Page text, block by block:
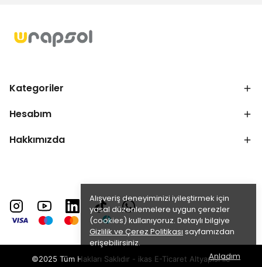
Alışveriş deneyiminizi iyileştirmek için
yasal düzenlemelere uygun çerezler
(cookies) kullanıyoruz. Detaylı bilgiye
Gizlilik ve Çerez Politikası sayfamızdan
erişebilirsiniz.
Anladım
Kategoriler
Hesabım
Hakkımızda
©2025 Tüm Hakları Saklıdır - ikas E-Ticaret Altyapısı ile